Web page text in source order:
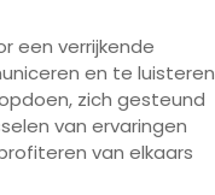
een verrijkende
en te luisteren
zich gesteund
van ervaringen
van elkaars